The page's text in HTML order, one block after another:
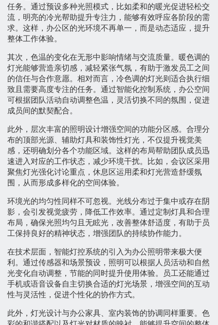
任务。通过预设多种光照模式，比如柔和的暖光促进轻松交
流，明亮的冷光帮助提升专注力，能够有效呼应各阶段的需
求。这样，办公区的光环境不再单一，而是动态适应，提升
整体工作体验。
其次，色温的变化在无形中影响情绪与交流质量。暖色调的
灯光能够营造亲切感，减轻紧张气氛，有助于激发员工之间
的信任与合作意愿。相对而言，冷色调的灯光则适合执行细
致且需要高度专注的任务。通过智能化控制系统，办公空间
可根据团队活动自动调整色温，灵活切换不同的氛围，促进
成员间的默契配合。
此外，层次丰富的照明设计增强空间的功能分区感。合理分
布的顶部光源、辅助灯具和装饰性灯光，不仅提升视觉美
感，还明确划分各个功能区域。这样的布局帮助团队成员迅
速进入对应的工作状态，减少环境干扰。比如，会议区采用
聚焦灯光强化讨论重点，休息区运用柔和灯光营造舒缓氛
围，从而形成多样化的空间体验。
环境光的均匀性同样不可忽视。光线分布过于集中或存在阴
影，会引发视觉疲劳，降低工作效率。通过定制灯具和合理
布局，确保光照均匀且无眩光，改善整体舒适度，有助于员
工保持良好的精神状态，增强团队的持续协作能力。
在技术层面，智能灯控系统的引入为办公照明带来极大便
利。通过传感器和场景预设，照明可以根据人员活动和自然
光变化自动调整，节能的同时提升使用体验。员工还能通过
手机或语音设备自主切换合适的灯光场景，增强空间的互动
性与灵活性，促进个性化的协作方式。
此外，灯光设计与办公家具、室内装饰的协调同样重要。色